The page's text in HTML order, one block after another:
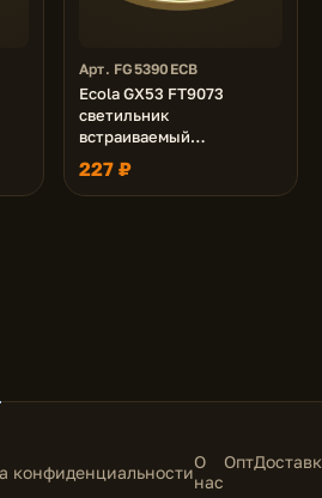
Арт. FG5390ECB
Ecola GX53 FT9073
светильник
встраиваемый
поворотный золото
40x120
227 ₽
конфиденциальностиО
нас
Опт